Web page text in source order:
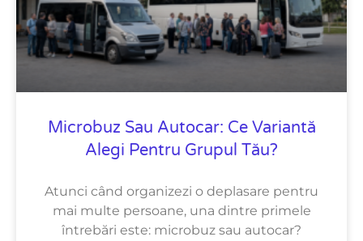
Microbuz Sau Autocar: Ce Variantă
Alegi Pentru Grupul Tău?
Atunci când organizezi o deplasare pentru
mai multe persoane, una dintre primele
întrebări este: microbuz sau autocar?